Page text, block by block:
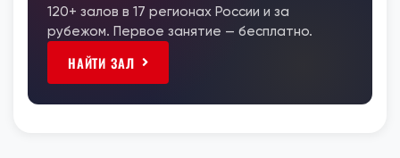
120+ залов в 17 регионах России и за
рубежом. Первое занятие — бесплатно.
НАЙТИ ЗАЛ